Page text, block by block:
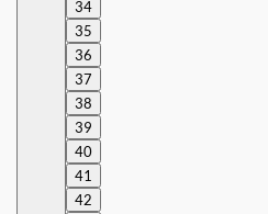
34
35
36
37
38
39
40
41
42